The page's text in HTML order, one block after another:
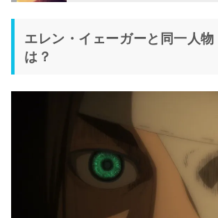
エレン・イェーガーと同一人
は？